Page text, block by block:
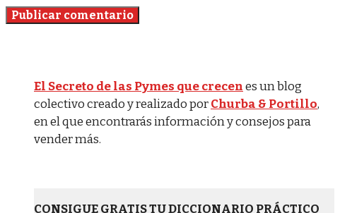
El Secreto de las Pymes que crecenes un blog
colectivo creado y realizado porChurba & Portillo,
en el que encontrarás información y consejos para
vender más.
CONSIGUE GRATIS TU DICCIONARIO PRÁCTICO